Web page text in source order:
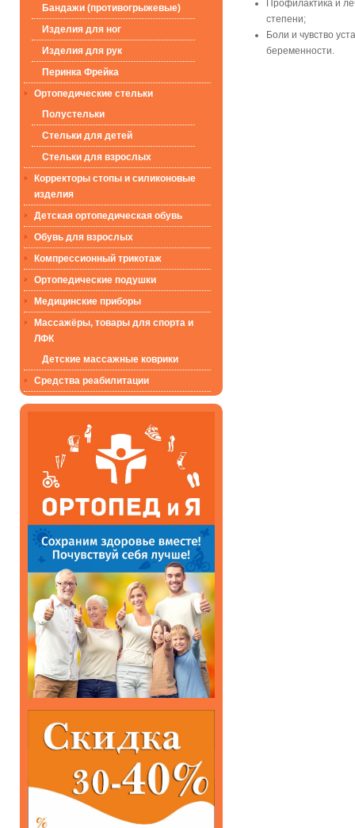
Бандажи (противогрыжевые)
Изделия для ног
Изделия для рук
Перинка Фрейка
Ортопедические стельки
Полустельки
Стельки для детей
Стельки для взрослых
Корректоры стопы и силиконовые
изделия
Детская ортопедическая обувь
Обувь для взрослых
Компрессионный трикотаж
Ортопедические подушки
Медицинские приборы
Массажёры, товары для спорта и
ЛФК
Детские массажные коврики
Средства реабилитации
Профилактика и
степени;
Боли и чувство
беременности.